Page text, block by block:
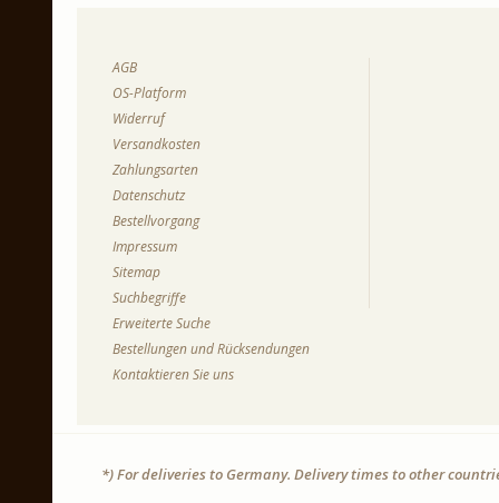
AGB
OS-Platform
Widerruf
Versandkosten
Zahlungsarten
Datenschutz
Bestellvorgang
Impressum
Sitemap
Suchbegriffe
Erweiterte Suche
Bestellungen und Rücksendungen
Kontaktieren Sie uns
*) For deliveries to Germany. Delivery times to other